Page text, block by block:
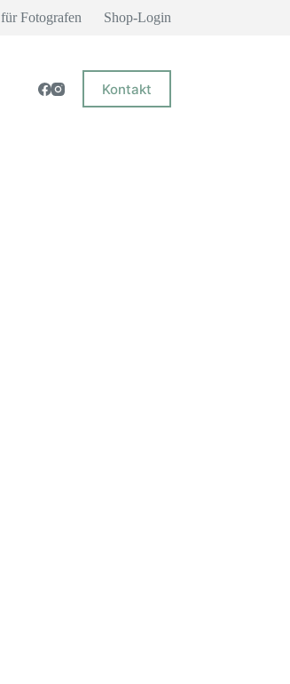
für Fotografen Shop-Login
Kontakt